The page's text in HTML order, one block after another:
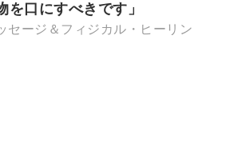
口にすべきです」
セージ＆フィジカル・ヒーリン